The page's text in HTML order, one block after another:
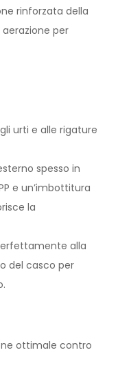
rinforzata della
per
urti e alle rigature
spesso in
e un’imbottitura
la
alla
del casco per
ottimale contro